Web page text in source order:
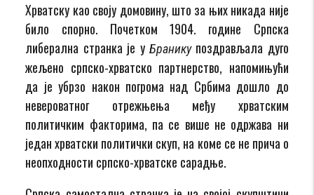
Хрватску као своју домовину, што за њих никада није
било спорно. Почетком 1904. године Српска
либерална странка је у Браникупоздрављала дуго
жељено српско-хрватско партнерство, напомињући
да је убрзо након погрома над Србима дошло до
невероватног отрежњења међу хрватским
политичким факторима, па се више не одржава ни
један хрватски политички скуп, на коме се не прича о
неопходности српско-хрватске сарадње.